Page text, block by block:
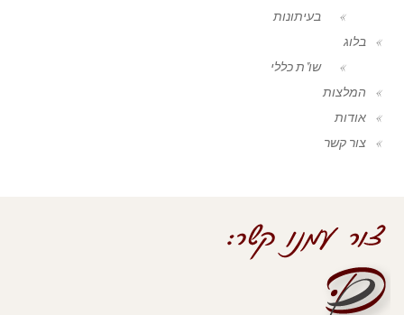
בעיתונות
בלוג
שו"ת כללי
המלצות
אודות
צור קשר